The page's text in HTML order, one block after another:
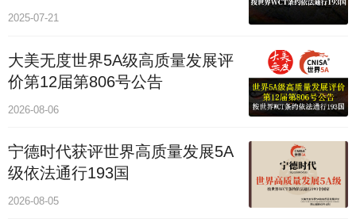
个国家
2025-07-21
大美无度世界5A级高质量发展评
价第12届第806号公告
2026-08-06
宁德时代获评世界高质量发展5A
级依法通行193国
2026-08-05